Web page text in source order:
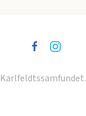
Karlfeldtssamfundet.